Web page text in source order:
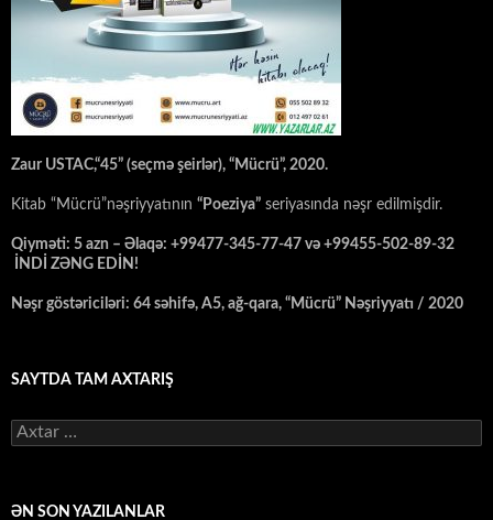
Zaur USTAC,“45” (seçmə şeirlər), “Mücrü”, 2020.
Kitab “Mücrü”nəşriyyatının “Poeziya” seriyasında nəşr edilmişdir.
Qiyməti: 5 azn – Əlaqə: +99477-345-77-47 və +99455-502-89-32
İNDİ ZƏNG EDİN!
Nəşr göstəriciləri: 64 səhifə, A5, ağ-qara, “Mücrü” Nəşriyyatı / 2020
SAYTDA TAM AXTARIŞ
Axtarış:
ƏN SON YAZILANLAR